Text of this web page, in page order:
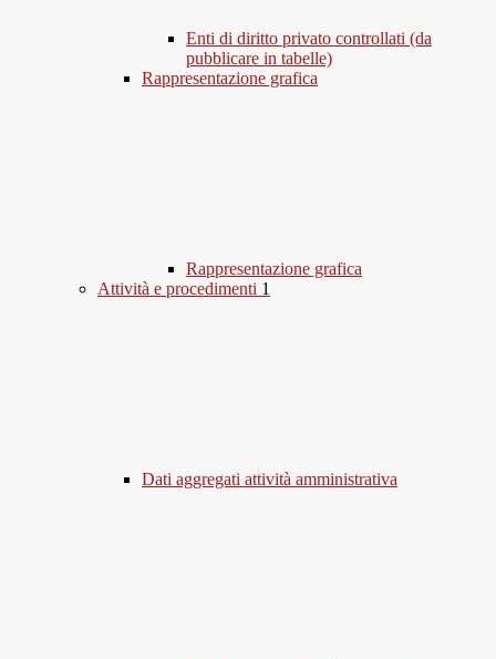
Enti di diritto privato controllati (da
pubblicare in tabelle)
Rappresentazione grafica
Rappresentazione grafica
Attività e procedimenti 1
Dati aggregati attività amministrativa